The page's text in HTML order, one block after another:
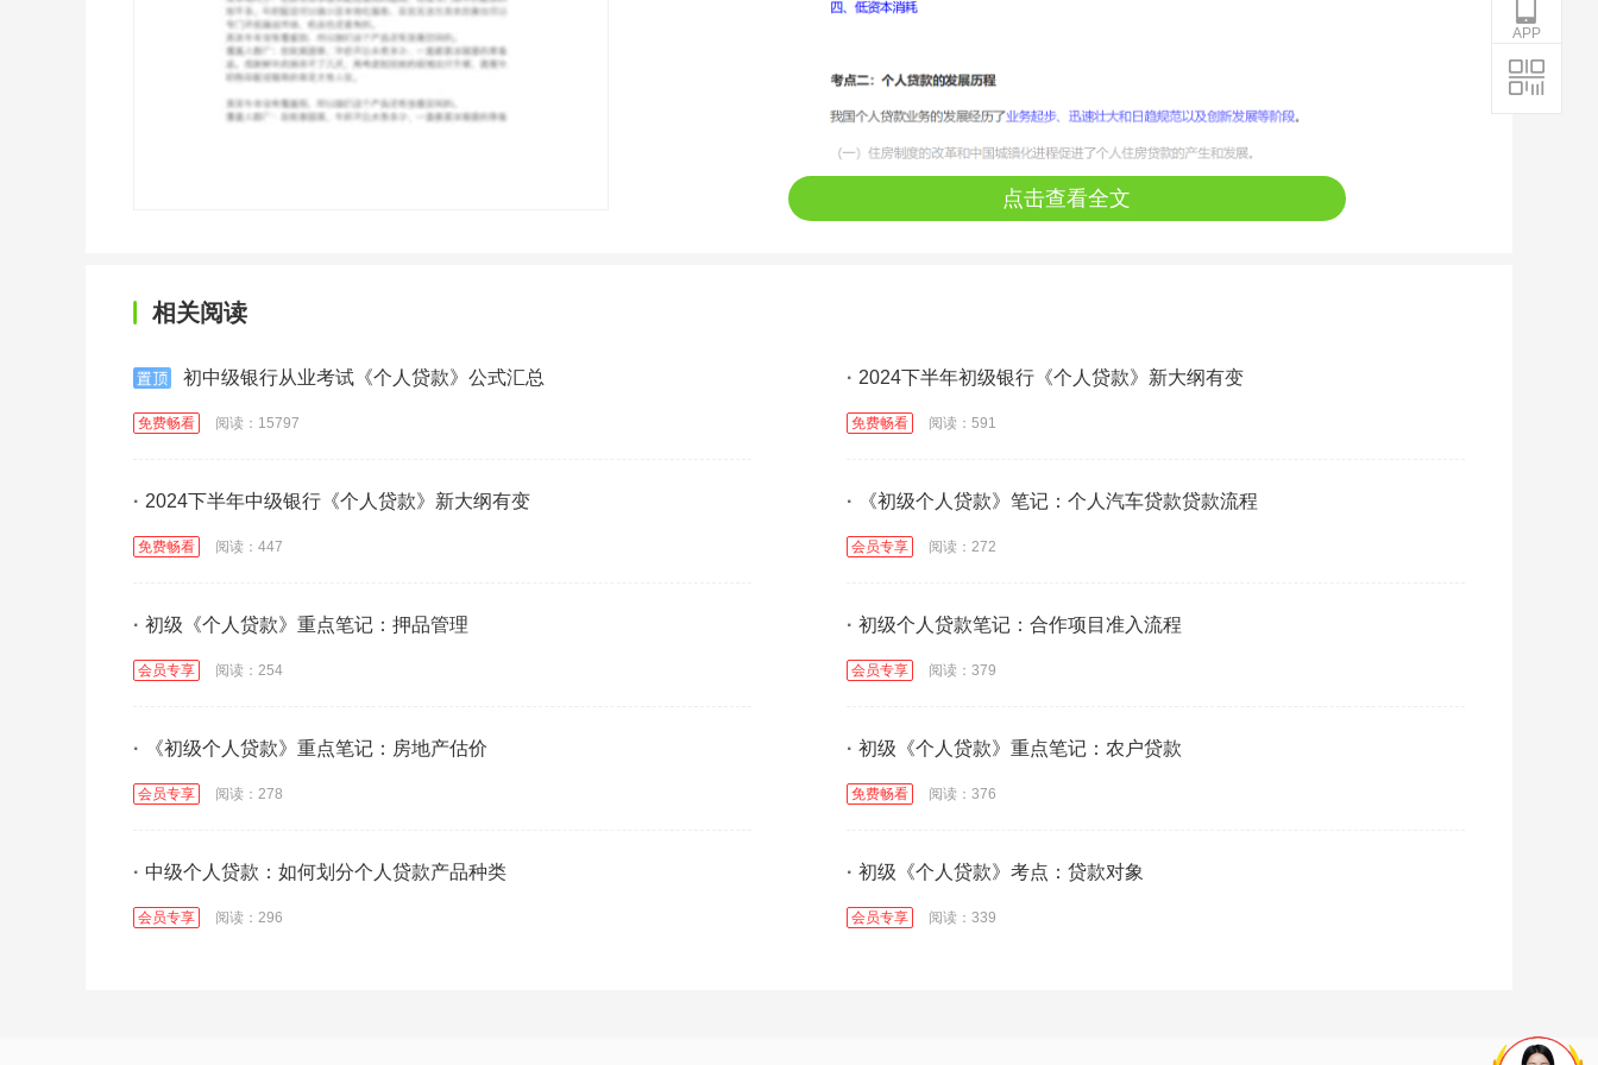
点击查看全文
相关阅读
初中级银行从业考试《个人贷款》公式汇总
免费畅看 阅读：15797
· 2024下半年初级银行《个人贷款》新大纲有变
免费畅看 阅读：591
· 2024下半年中级银行《个人贷款》新大纲有变
免费畅看 阅读：447
· 《初级个人贷款》笔记：个人汽车贷款贷款流程
会员专享 阅读：272
· 初级《个人贷款》重点笔记：押品管理
会员专享 阅读：254
· 初级个人贷款笔记：合作项目准入流程
会员专享 阅读：379
· 《初级个人贷款》重点笔记：房地产估价
会员专享 阅读：278
· 初级《个人贷款》重点笔记：农户贷款
免费畅看 阅读：376
· 中级个人贷款：如何划分个人贷款产品种类
会员专享 阅读：296
· 初级《个人贷款》考点：贷款对象
会员专享 阅读：339
APP